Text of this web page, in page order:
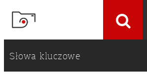
Słowa kluczowe